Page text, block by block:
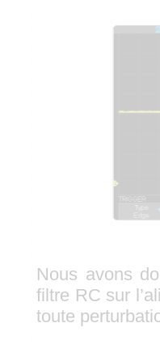
Nous avons
filtre RC sur
toute